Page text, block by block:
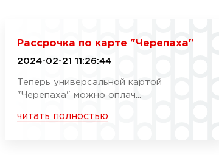
Рассрочка по карте "Черепаха"
2024-02-21 11:26:44
Теперь универсальной картой
"Черепаха" можно оплач...
читать полностью